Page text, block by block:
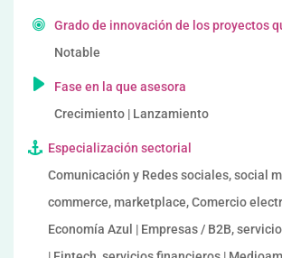
Grado de innovación de los proyectos
Notable
Fase en la que asesora
Crecimiento | Lanzamiento
Especialización sectorial
Comunicación y Redes sociales, social
commerce, marketplace, Comercio
Economía Azul | Empresas / B2B,